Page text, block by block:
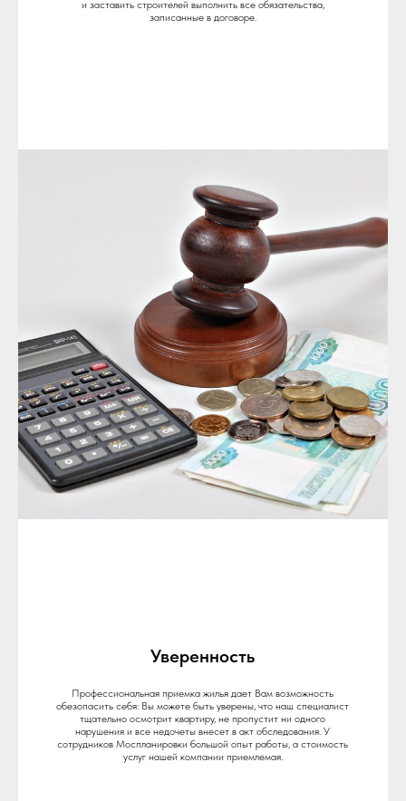
и заставить строителей выполнить все обязательства,
записанные в договоре.
Уверенность
Профессиональная приемка жилья дает Вам возможность
обезопасить себя: Вы можете быть уверены, что наш специалист
тщательно осмотрит квартиру, не пропустит ни одного
нарушения и все недочеты внесет в акт обследования. У
сотрудников Моспланировки большой опыт работы, а стоимость
услуг нашей компании приемлемая.